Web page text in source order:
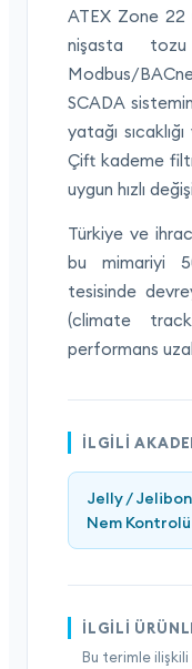
ATEX Zone 22
nişasta
Modbus/
SCADA
yatağı
Çift kademe
uygun hızlı
Türkiye ve
bu mimariyi
tesisinde
(climate
performans
İLGILI
Jelly /
Nem Kontrolü
İLGILI
Bu terimle